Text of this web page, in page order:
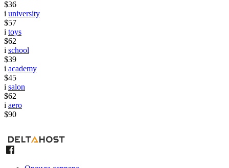
$36
i university
$57
i toys
$62
i school
$39
i academy
$45
i salon
$62
i aero
$90